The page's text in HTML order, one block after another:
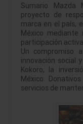
Sumario Mazda
proyecto de
marca en el país,
México mediante
participación
Un compromiso
innovación social
Kokoro, la
México
servicios de